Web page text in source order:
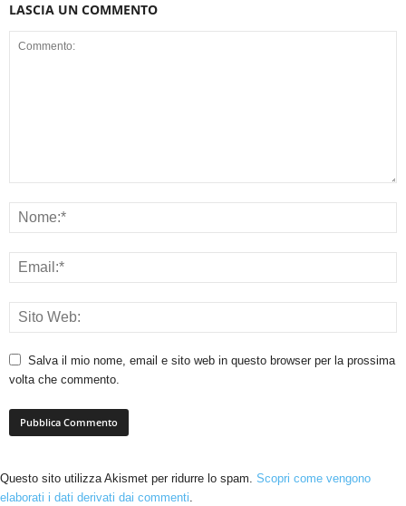
LASCIA UN COMMENTO
Salva il mio nome, email e sito web in questo browser per la prossima
volta che commento.
Questo sito utilizza Akismet per ridurre lo spam. Scopri come vengono
elaborati i dati derivati dai commenti.